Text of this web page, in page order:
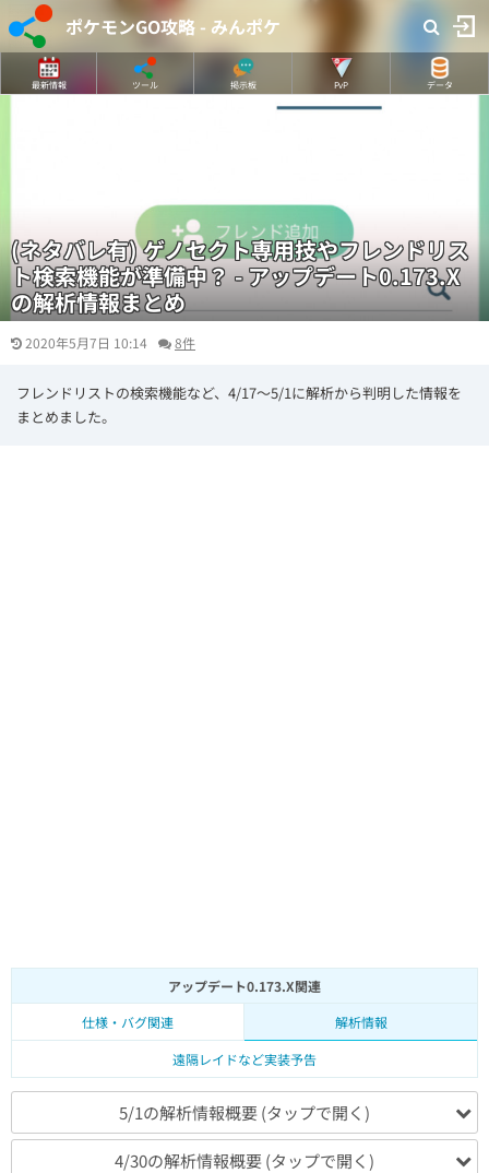
ポケモンGO攻略 - みんポケ
最新情報 ツール 掲示板 PvP データ
(ネタバレ有) ゲノセクト専用技やフレンドリス
ト検索機能が準備中？ - アップデート0.173.X
の解析情報まとめ
2020年5月7日 10:14 8件
フレンドリストの検索機能など、4/17〜5/1に解析から判明した情報を
まとめました。
アップデート0.173.X関連
仕様・バグ関連
解析情報
遠隔レイドなど実装予告
5/1の解析情報概要 (タップで開く)
4/30の解析情報概要 (タップで開く)